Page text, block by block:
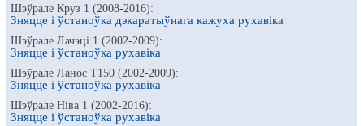
Шэўрале Круз 1 (2008-2016):
Зняцце і ўстаноўка дэкаратыўнага кажуха рухавіка
Шэўрале Лачэці 1 (2002-2009):
Зняцце і ўстаноўка рухавіка
Шэўрале Ланос Т150 (2002-2009):
Зняцце і ўстаноўка рухавіка
Шэўрале Ніва 1 (2002-2016):
Зняцце і ўстаноўка рухавіка